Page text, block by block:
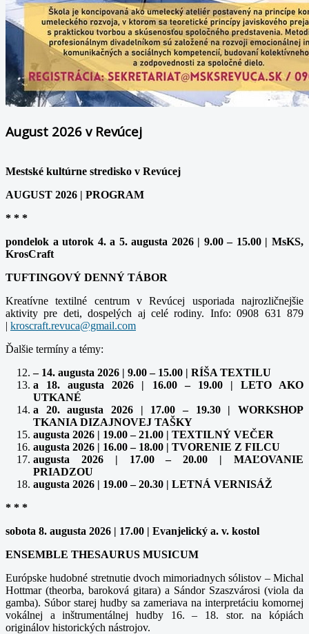
August 2026 v Revúcej
Mestské kultúrne stredisko v Revúcej
AUGUST 2026 | PROGRAM
* * *
pondelok a utorok 4. a 5. augusta 2026 | 9.00 – 15.00 | MsKS,
KrosCraft
TUFTINGOVÝ DENNÝ TÁBOR
Kreatívne textilné centrum v Revúcej usporiada najrozličnejšie
aktivity pre deti, dospelých aj celé rodiny. Info: 0908 631 879
|
Ďalšie termíny a témy:
– 14. augusta 2026 | 9.00 – 15.00 | RÍŠA TEXTILU
a 18. augusta 2026 | 16.00 – 19.00 | LETO AKO
UTKANÉ
a 20. augusta 2026 | 17.00 – 19.30 | WORKSHOP
TKANIA DIZAJNOVEJ TAŠKY
augusta 2026 | 19.00 – 21.00 | TEXTILNÝ VEČER
augusta 2026 | 16.00 – 18.00 | TVORENIE Z FILCU
augusta 2026 | 17.00 – 20.00 | MAĽOVANIE
PRIADZOU
augusta 2026 | 19.00 – 20.30 | LETNÁ VERNISÁŽ
* * *
sobota 8. augusta 2026 | 17.00 | Evanjelický a. v. kostol
ENSEMBLE THESAURUS MUSICUM
Európske hudobné stretnutie dvoch mimoriadnych sólistov – Michal
Hottmar (theorba, baroková gitara) a Sándor Szaszvárosi (viola da
gamba). Súbor starej hudby sa zameriava na interpretáciu komornej
vokálnej a inštrumentálnej hudby 16. – 18. stor. na kópiách
originálov historických nástrojov.